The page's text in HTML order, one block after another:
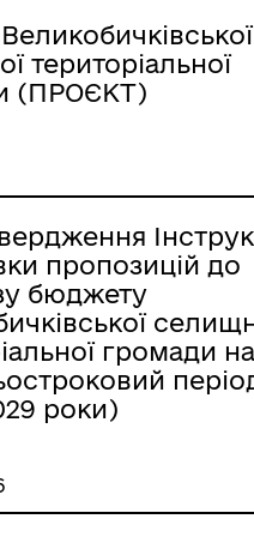
територіальної
(ПРОЄКТ)
пропозицій до
бюджету
громади на
роки)